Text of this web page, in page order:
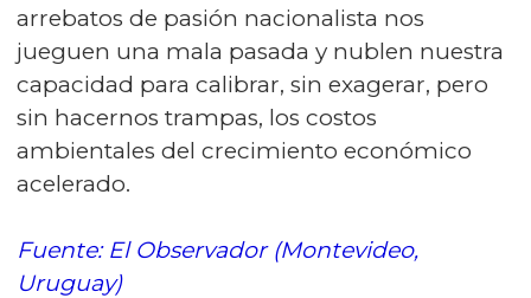
arrebatos de pasión nacionalista nos
jueguen una mala pasada y nublen nuestra
capacidad para calibrar, sin exagerar, pero
sin hacernos trampas, los costos
ambientales del crecimiento económico
acelerado.
Fuente: El Observador (Montevideo,
Uruguay)